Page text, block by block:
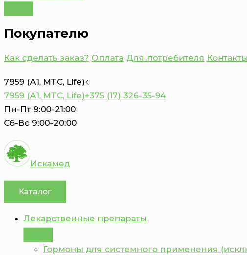
Покупателю
Как сделать заказ? Оплата Для потребителя Контакты
7959 (А1, MTC, Life)
7959 (А1, MTC, Life)+375 (17) 326-35-94
Пн-Пт 9:00-21:00
Сб-Вс 9:00-20:00
Искамед
Каталог
Лекарственные препараты
Гормоны для системного применения